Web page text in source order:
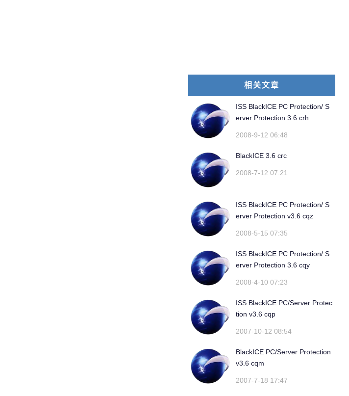
相关文章
ISS BlackICE PC Protection/ S
erver Protection 3.6 crh
2008-9-12 06:48
BlackICE 3.6 crc
2008-7-12 07:21
ISS BlackICE PC Protection/ S
erver Protection v3.6 cqz
2008-5-15 07:35
ISS BlackICE PC Protection/ S
erver Protection 3.6 cqy
2008-4-10 07:23
ISS BlackICE PC/Server Protec
tion v3.6 cqp
2007-10-12 08:54
BlackICE PC/Server Protection
v3.6 cqm
2007-7-18 17:47